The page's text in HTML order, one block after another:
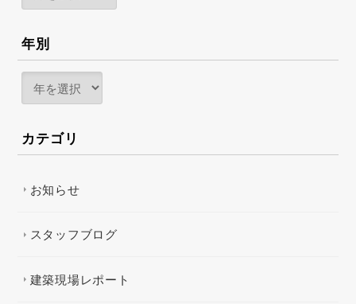
年別
カテゴリ
お知らせ
スタッフブログ
建築現場レポート